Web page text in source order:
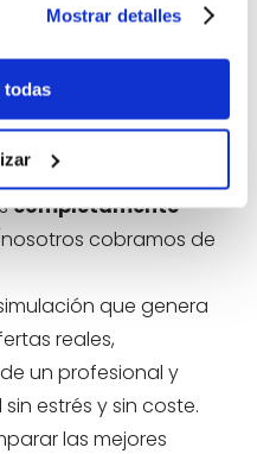
Mostrar detalles
todas
esa promesa es
y
completamente
cobramos de
que genera
reales,
un profesional y
estrés y sin coste.
las mejores